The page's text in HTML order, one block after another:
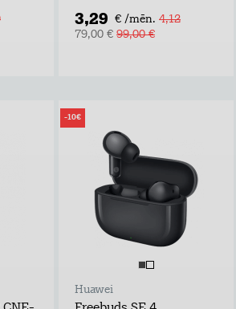
3,29 € /mēn. 4,12
79,00 € 99,00 €
-10€
Huawei